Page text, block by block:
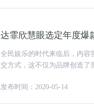
达霏欣慧眼选定年度爆
全民娱乐的时代来临后，内容
交方式，这不仅为品牌创造了
发布时间：2020-05-14